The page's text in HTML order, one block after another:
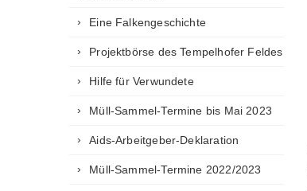
Eine Falkengeschichte
Projektbörse des Tempelhofer Feldes
Hilfe für Verwundete
Müll-Sammel-Termine bis Mai 2023
Aids-Arbeitgeber-Deklaration
Müll-Sammel-Termine 2022/2023